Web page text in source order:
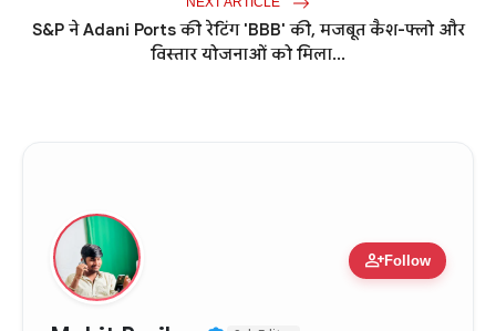
S&P ने Adani Ports की रेटिंग 'BBB' की, मजबूत कैश-फ्लो और
विस्तार योजनाओं को मिला...
person_addFollow